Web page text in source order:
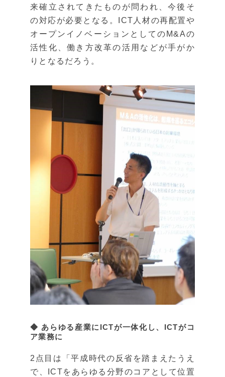
来確立されてきたものが問われ、今後そ
の対応が必要となる。ICT人材の再配置や
オープンイノベーションとしてのM&Aの
活性化、働き方改革の活用などが手がか
りとなるだろう。
◆ あらゆる産業にICTが一体化し、ICTがコ
ア業務に
2点目は「平成時代の反省を踏まえたうえ
で、ICTをあらゆる分野のコアとして位置